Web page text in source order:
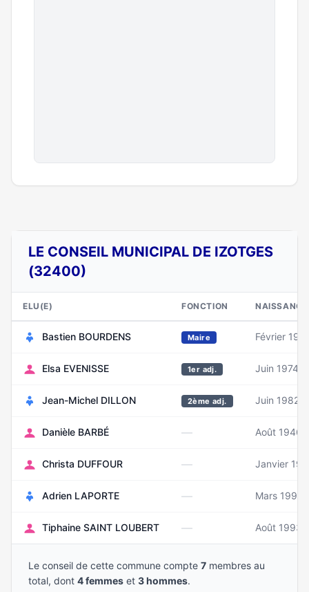
LE CONSEIL MUNICIPAL DE IZOTGES
(32400)
ELU(E) FONCTION NAISSANCE
Bastien BOURDENS Maire Février
Elsa EVENISSE 1er adj. Juin 1974
Jean-Michel DILLON 2ème adj. Juin 1982
Danièle BARBÉ — Août 1946
Christa DUFFOUR — Janvier
Adrien LAPORTE — Mars 1997
Tiphaine SAINT LOUBERT — Août 1993
Le conseil de cette commune compte 7 membres au
total, dont 4 femmes et 3 hommes.